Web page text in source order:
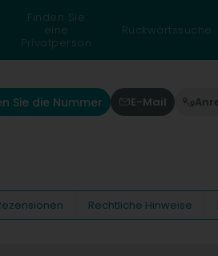
Finden Sie
eine
Privatperson
Rückwärtssuche
Sie die Nummer E-Mail
Rechtliche Hinweise